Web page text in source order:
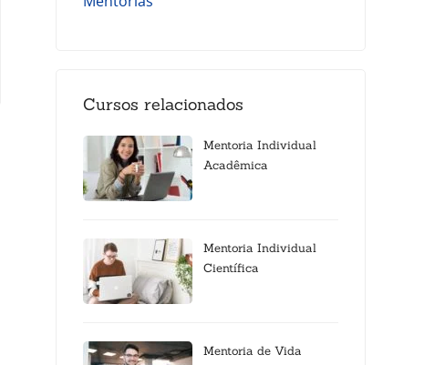
Cursos relacionados
Mentoria Individual
Acadêmica
Mentoria Individual
Científica
Mentoria de Vida